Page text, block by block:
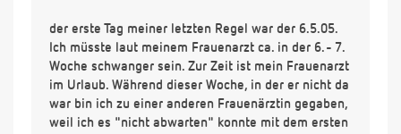
der erste Tag meiner letzten Regel war der 6.5.05.
Ich müsste laut meinem Frauenarzt ca. in der 6. - 7.
Woche schwanger sein. Zur Zeit ist mein Frauenarzt
im Urlaub. Während dieser Woche, in der er nicht da
war bin ich zu einer anderen Frauenärztin gegaben,
weil ich es "nicht abwarten" konnte mit dem ersten